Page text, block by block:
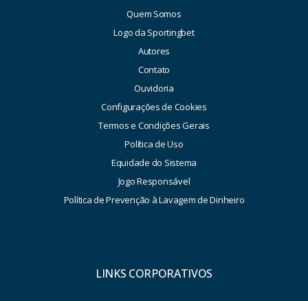
Quem Somos
Logo da Sportingbet
Autores
Contato
Ouvidoria
Configurações de Cookies
Termos e Condições Gerais
Política de Uso
Equidade do Sistema
Jogo Responsável
Política de Prevenção à Lavagem de Dinheiro
LINKS CORPORATIVOS